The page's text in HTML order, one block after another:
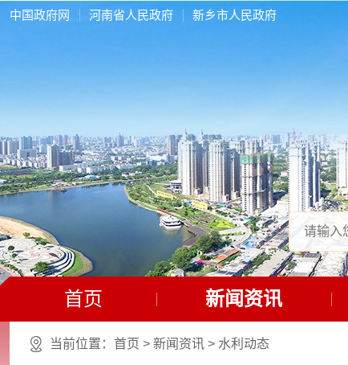
中国政府网 河南省人民政府 新乡市人民政府
首页 新闻资讯
当前位置： 首页 > 新闻资讯 > 水利动态